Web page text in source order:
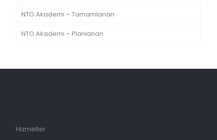
NTO Akademi – Tamamlanan
NTO Akademi – Planlanan
Hizmetler